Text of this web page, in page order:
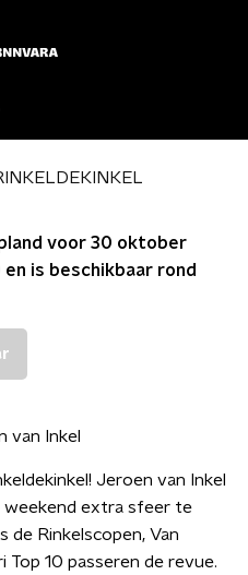
voor 30 oktober
en is beschikbaar rond
van Inkel
Jeroen van Inkel
weekend extra sfeer te
de Rinkelscopen, Van
10 passeren de revue.